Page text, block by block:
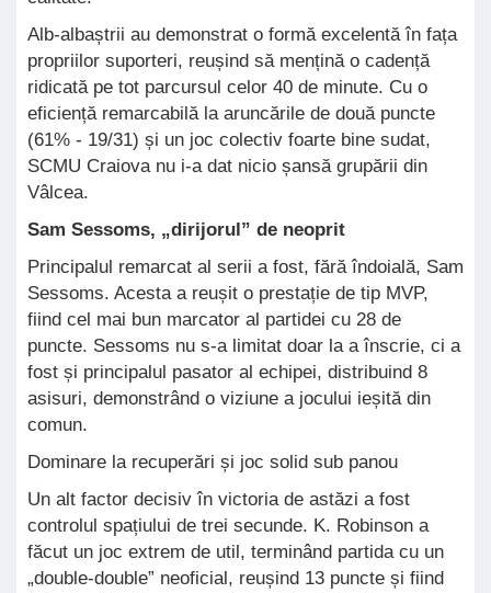
Alb-albaștrii au demonstrat o formă excelentă în fața
propriilor suporteri, reușind să mențină o cadență
ridicată pe tot parcursul celor 40 de minute. Cu o
eficiență remarcabilă la aruncările de două puncte
(61% - 19/31) și un joc colectiv foarte bine sudat,
SCMU Craiova nu i-a dat nicio șansă grupării din
Vâlcea.
Sam Sessoms, „dirijorul” de neoprit
Principalul remarcat al serii a fost, fără îndoială, Sam
Sessoms. Acesta a reușit o prestație de tip MVP,
fiind cel mai bun marcator al partidei cu 28 de
puncte. Sessoms nu s-a limitat doar la a înscrie, ci a
fost și principalul pasator al echipei, distribuind 8
asisuri, demonstrând o viziune a jocului ieșită din
comun.
Dominare la recuperări și joc solid sub panou
Un alt factor decisiv în victoria de astăzi a fost
controlul spațiului de trei secunde. K. Robinson a
făcut un joc extrem de util, terminând partida cu un
„double-double” neoficial, reușind 13 puncte și fiind